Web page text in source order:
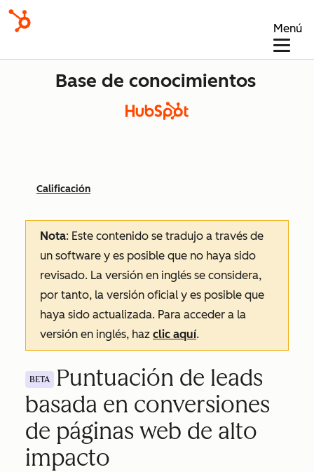
Menú
Base de conocimientos
Calificación
Nota: Este contenido se tradujo a través de
un software y es posible que no haya sido
revisado. La versión en inglés se considera,
por tanto, la versión oficial y es posible que
haya sido actualizada. Para acceder a la
versión en inglés, haz clic aquí.
BETA
Puntuación de leads
basada en conversiones
de páginas web de alto
impacto